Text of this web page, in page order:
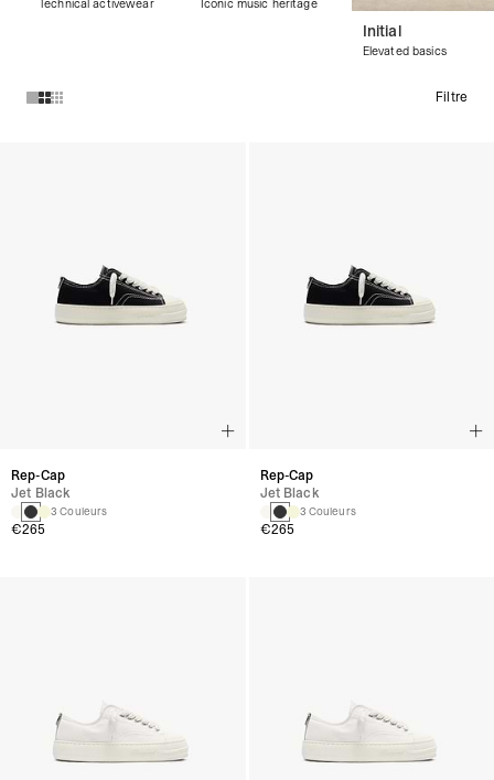
Technical activewear Iconic music heritage
Initial
Elevated basics
Filtre
Rep-Cap
Jet Black
3 Couleurs
€265
Rep-Cap
Jet Black
3 Couleurs
€265